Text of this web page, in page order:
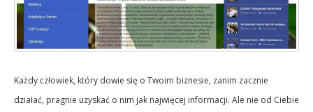
Każdy człowiek, który dowie się o Twoim biznesie, zanim zacznie
działać, pragnie uzyskać o nim jak najwięcej informacji. Ale nie od Ciebie